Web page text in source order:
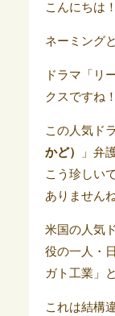
こんにちは
ネーミング
ドラマ「リ
クスですね！
この人気ド
かど）
」弁
こう珍しい
ありませんね
米国の人気
役の一人・
ガト工業」
これは結構